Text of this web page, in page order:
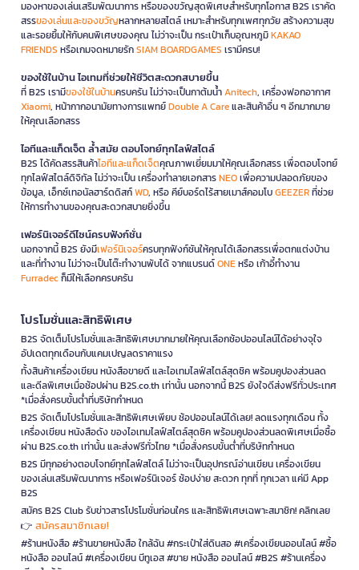
มองหาของเล่นเสริมพัฒนาการ หรือของขวัญสุดพิเศษสำหรับทุกโอกาส B2S เราคัด
สรรของเล่นและของขวัญหลากหลายสไตล์ เหมาะสำหรับทุกเพศทุกวัย สร้างความสุข
และรอยยิ้มให้กับคนพิเศษของคุณ ไม่ว่าจะเป็น กระเป๋าเก็บอุณหภูมิKAKAO
FRIENDS หรือเกมจดหมายรักSIAM BOARDGAMES เรามีครบ!
ของใช้ในบ้าน ไอเทมที่ช่วยให้ชีวิตสะดวกสบายขึ้น
ที่ B2S เรามีของใช้ในบ้านครบครัน ไม่ว่าจะเป็นกาต้มน้ำAnitech, เครื่องฟอกอากาศ
Xiaomi, หน้ากากอนามัยทางการแพทย์Double A Careและสินค้าอื่น ๆ อีกมากมาย
ให้คุณเลือกสรร
ไอทีและแก็ดเจ็ต ล้ำสมัย ตอบโจทย์ทุกไลฟ์สไตล์
B2S ได้คัดสรรสินค้าไอทีและแก็ดเจ็ตคุณภาพเยี่ยมมาให้คุณเลือกสรร เพื่อตอบโจทย์
ทุกไลฟ์สไตล์ดิจิทัล ไม่ว่าจะเป็น เครื่องทำลายเอกสารNEOเพื่อความปลอดภัยของ
ข้อมูล, เอ็กซ์เทอนัลฮาร์ดดิสก์WD, หรือ คีย์บอร์ดไร้สายเมาส์คอมโบGEEZERที่ช่วย
ให้การทำงานของคุณสะดวกสบายยิ่งขึ้น
เฟอร์นิเจอร์ดีไซน์ครบฟังก์ชั่น
นอกจากนี้ B2S ยังมีเฟอร์นิเจอร์ครบทุกฟังก์ชันให้คุณได้เลือกสรรเพื่อตกแต่งบ้าน
และที่ทำงาน ไม่ว่าจะเป็นโต๊ะทำงานพับได้ จากแบรนด์ONEหรือ เก้าอี้ทำงาน
Furradecก็มีให้เลือกครบครัน
โปรโมชั่นและสิทธิพิเศษ
B2S จัดเต็มโปรโมชั่นและสิทธิพิเศษมากมายให้คุณเลือกช้อปออนไลน์ได้อย่างจุใจ
อัปเดตทุกเดือนกับแคมเปญลดราคาแรง
ทั้งสินค้าเครื่องเขียน หนังสือขายดี และไอเทมไลฟ์สไตล์สุดชิค พร้อมคูปองส่วนลด
และดีลพิเศษเมื่อช้อปผ่าน B2S.co.th เท่านั้น นอกจากนี้ B2S ยังใจดีส่งฟรีทั่วประเทศ
*เมื่อสั่งครบขั้นต่ำที่บริษัทกำหนด
B2S จัดเต็มโปรโมชั่นและสิทธิพิเศษเพียบ ช้อปออนไลน์ได้เลย! ลดแรงทุกเดือน ทั้ง
เครื่องเขียน หนังสือดัง ของไอเทมไลฟ์สไตล์สุดชิค พร้อมคูปองส่วนลดพิเศษเมื่อซื้อ
ผ่าน B2S.co.th เท่านั้น และส่งฟรีทั่วไทย *เมื่อสั่งครบขั้นต่ำที่บริษัทกำหนด
B2S มีทุกอย่างตอบโจทย์ทุกไลฟ์สไตล์ ไม่ว่าจะเป็นอุปกรณ์อ่านเขียน เครื่องเขียน
ของเล่นเสริมพัฒนาการ หรือเฟอร์นิเจอร์ ช้อปง่าย สะดวก ทุกที่ ทุกเวลา แค่มี App
B2S
สมัคร B2S Club รับข่าวสารโปรโมชั่นก่อนใคร และสิทธิพิเศษเฉพาะสมาชิก! คลิกเลย
👉 สมัครสมาชิกเลย!
#ร้านหนังสือ #ร้านขายหนังสือ ใกล้ฉัน #กระเป๋าใส่ดินสอ #เครื่องเขียนออนไลน์ #ซื้อ
หนังสือ ออนไลน์ #เครื่องเขียน บีทูเอส #ขาย หนังสือ ออนไลน์ #B2S #ร้านเครื่อง